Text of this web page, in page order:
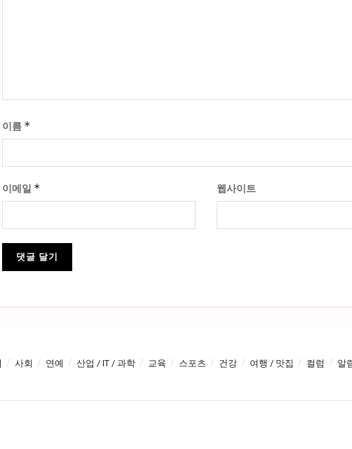
이름 *
이메일 * 웹사이트
사회 연예 산업 / IT / 과학 교육 스포츠 건강 여행 / 맛집 컬럼 알